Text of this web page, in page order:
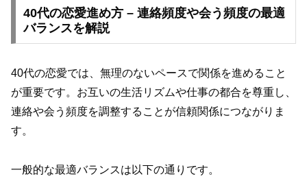
40代の恋愛進め方 – 連絡頻度や会う頻度の最適
バランスを解説
40代の恋愛では、無理のないペースで関係を進めること
が重要です。お互いの生活リズムや仕事の都合を尊重し、
連絡や会う頻度を調整することが信頼関係につながりま
す。
一般的な最適バランスは以下の通りです。